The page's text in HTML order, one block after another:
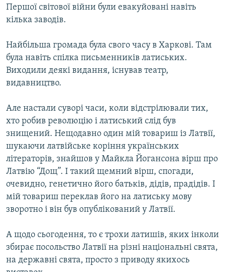
Першої світової війни були евакуйовані навіть
кілька заводів.
Найбільша громада була свого часу в Харкові. Там
була навіть спілка письменників латиських.
Виходили деякі видання, існував театр,
видавництво.
Але настали суворі часи, коли відстрілювали тих,
хто робив революцію і латиський слід був
знищений. Нещодавно один мій товариш із Латвії,
шукаючи латвійське коріння українських
літераторів, знайшов у Майкла Йогансона вірш про
Латвію “Дощ”. І такий щемний вірш, спогади,
очевидно, генетично його батьків, дідів, прадідів. І
мій товариш переклав його на латиську мову
зворотно і він був опублікований у Латвії.
А щодо сьогодення, то є трохи латишів, яких інколи
збирає посольство Латвії на різні національні свята,
на державні свята, просто з приводу якихось